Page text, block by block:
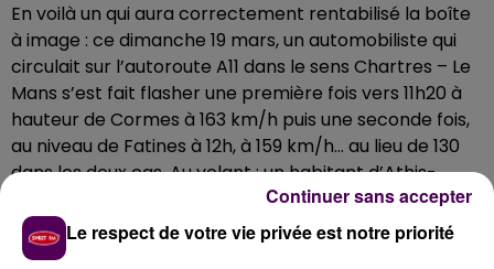
En voilà un qui aura correctement rentabilisé la boîte
à image : ce dimanche 19 mars, un automobiliste qui
circulait sur l’autoroute A11 dans le sens Chartres – Le
Mans s’est fait flasher une première fois vers 11h20 à
hauteur de Cormes à 163 km/h puis une seconde fois,
au niveau de Fatines à 12h, à 159 km/h… au lieu de 130
dans les deux cas. Au volant : un habitant d’Athis-
Mons, commune de l’Essonne, âgé de 31 ans,"verbalisé
pour chaque infraction"précisent les gendarmes.
Le respect de votre vie privée est notre priorité
Continuer sans accepter